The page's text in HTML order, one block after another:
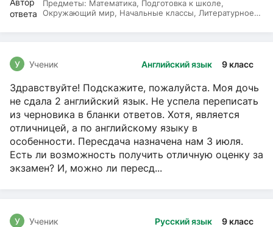
Предметы: Математика, Подготовка к школе,
Окружающий мир, Начальные классы, Литературное
Английский язык 9 класс
У Ученик
Здравствуйте! Подскажите, пожалуйста. Моя дочь
не сдала 2 английский язык. Не успела переписать
из черновика в бланки ответов. Хотя, является
отличницей, а по английскому языку в
особенности. Пересдача назначена нам 3 июля.
Есть ли возможность получить отличную оценку за
экзамен? И, можно ли пересд...
Русский язык 9 класс
У Ученик